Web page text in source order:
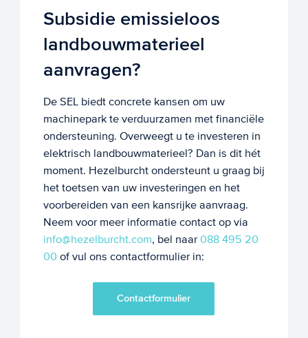
Subsidie emissieloos
landbouwmaterieel
aanvragen?
De SEL biedt concrete kansen om uw
machinepark te verduurzamen met financiële
ondersteuning. Overweegt u te investeren in
elektrisch landbouwmaterieel? Dan is dit hét
moment. Hezelburcht ondersteunt u graag bij
het toetsen van uw investeringen en het
voorbereiden van een kansrijke aanvraag.
Neem voor meer informatie contact op via
info@hezelburcht.com, bel naar 088 495 20
00 of vul ons contactformulier in:
Contactformulier